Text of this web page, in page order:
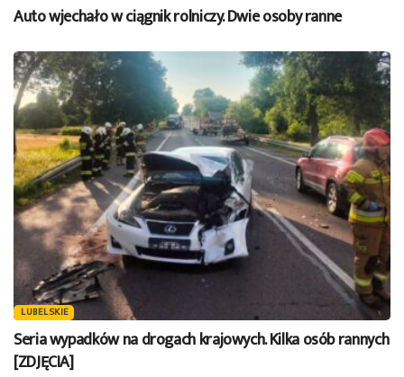
Auto wjechało w ciągnik rolniczy. Dwie osoby ranne
LUBELSKIE
Seria wypadków na drogach krajowych. Kilka osób rannych
[ZDJĘCIA]